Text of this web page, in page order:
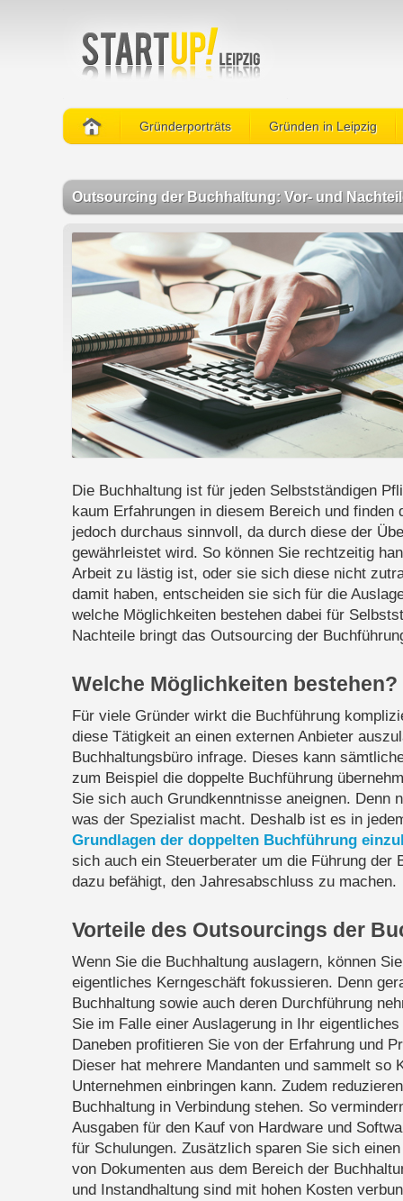
Gründerporträts Gründen in Leipzig
Outsourcing der Buchhaltung: Vor- und
Die Buchhaltung ist für jeden Selbstständigen
kaum Erfahrungen in diesem Bereich und
jedoch durchaus sinnvoll, da durch diese der
gewährleistet wird. So können Sie rechtzeitig
Arbeit zu lästig ist, oder sie sich diese nicht
damit haben, entscheiden sie sich für die
welche Möglichkeiten bestehen dabei für
Nachteile bringt das Outsourcing der
Welche Möglichkeiten bestehen?
Für viele Gründer wirkt die Buchführung
diese Tätigkeit an einen externen Anbieter
Buchhaltungsbüro infrage. Dieses kann
zum Beispiel die doppelte Buchführung
Sie sich auch Grundkenntnisse aneignen. Denn
was der Spezialist macht. Deshalb ist es in
Grundlagen der doppelten Buchführung
sich auch ein Steuerberater um die Führung der
dazu befähigt, den Jahresabschluss zu machen.
Vorteile des Outsourcings der
Wenn Sie die Buchhaltung auslagern, können
eigentliches Kerngeschäft fokussieren. Denn
Buchhaltung sowie auch deren Durchführung
Sie im Falle einer Auslagerung in Ihr
Daneben profitieren Sie von der Erfahrung und
Dieser hat mehrere Mandanten und sammelt so
Unternehmen einbringen kann. Zudem
Buchhaltung in Verbindung stehen. So
Ausgaben für den Kauf von Hardware und
für Schulungen. Zusätzlich sparen Sie sich
von Dokumenten aus dem Bereich der
und Instandhaltung sind mit hohen Kosten